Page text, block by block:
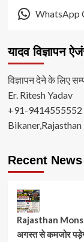
WhatsApp
यादव विज्ञापन
विज्ञापन देने के लिए
Er. Ritesh Yadav
+91-9414555552
Bikaner,Rajasthan
Recent News
Rajasthan
अगस्त से कमजोर